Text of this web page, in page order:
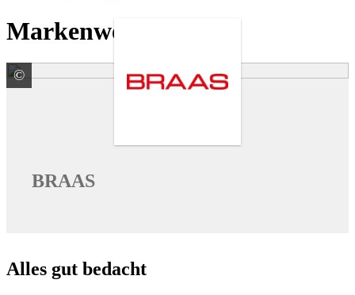
Markenwelten
© BMI Deutschland GmbH Marke Braas
BRAAS
Alles gut bedacht